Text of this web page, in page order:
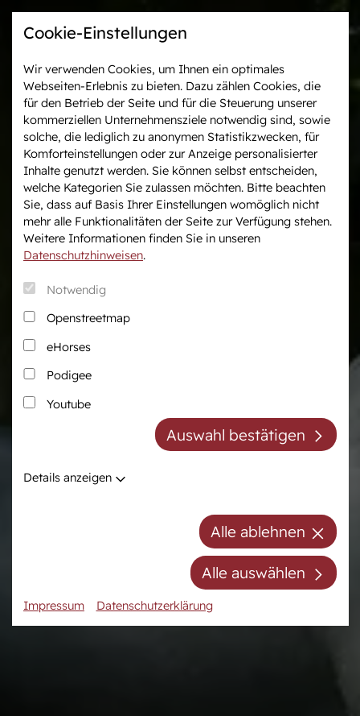
Cookie-Einstellungen
Wir verwenden Cookies, um Ihnen ein optimales
Webseiten-Erlebnis zu bieten. Dazu zählen Cookies, die
für den Betrieb der Seite und für die Steuerung unserer
kommerziellen Unternehmensziele notwendig sind, sowie
solche, die lediglich zu anonymen Statistikzwecken, für
Komforteinstellungen oder zur Anzeige personalisierter
Inhalte genutzt werden. Sie können selbst entscheiden,
welche Kategorien Sie zulassen möchten. Bitte beachten
Sie, dass auf Basis Ihrer Einstellungen womöglich nicht
mehr alle Funktionalitäten der Seite zur Verfügung stehen.
Weitere Informationen finden Sie in unseren
Datenschutzhinweisen.
Notwendig
Openstreetmap
eHorses
Podigee
Youtube
Auswahl bestätigen
Details anzeigen
Alle ablehnen
Alle auswählen
Impressum Datenschutzerklärung
Westfalen-News und
aktuelle Ergebnisse
Veranstaltungen &
Turniere
Wir in Westfalen
Über uns
Verband & Organisation
Team
Jungzüchter
Downloadcenter
Fanshop
Karriere
Vermarktung
Auktionen
After Sales Service
Pferdemarkt
Westfälische Pferdezucht
Zuchtberatung
Anreiten und
Pferdeausbildung